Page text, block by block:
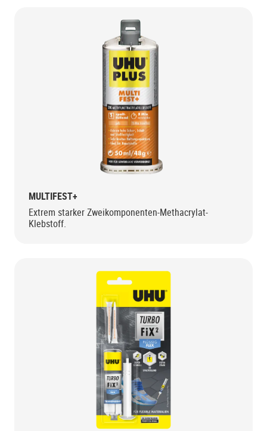
MULTIFEST+
Extrem starker Zweikomponenten-Methacrylat-
Klebstoff.